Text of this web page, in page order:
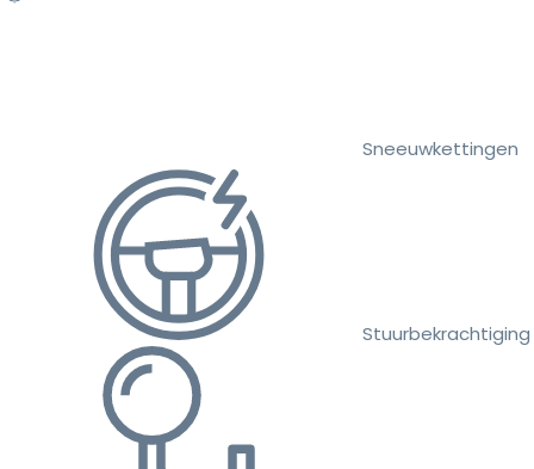
Sneeuwkettingen
Stuurbekrachtiging